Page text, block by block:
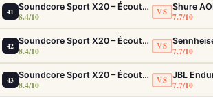
41 Soundcore Sport X20 – Écouteurs Sport IP68 ANC Fit Sécurisé Ultime
8.4/10 VS 7.7/10
42 Soundcore Sport X20 – Écouteurs Sport IP68 ANC Fit Sécurisé Ultime
8.4/10 VS 7.7/10
43 Soundcore Sport X20 – Écouteurs Sport IP68 ANC Fit Sécurisé Ultime
8.4/10 VS 7.7/10